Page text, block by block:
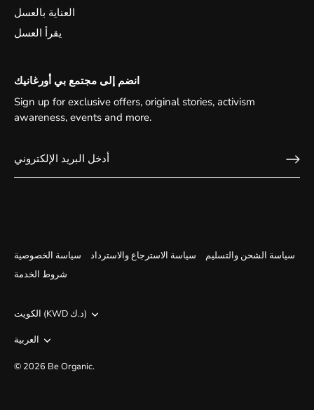
العناية بالعسل
يقرأ العسل
انضم إلى مجتمع بي أورغانيك
Sign up for exclusive offers, original stories, activism
awareness, events and more.
سياسة الخصوصية سياسة الاسترجاع والاسترداد
سياسة الشحن والتسليم
شروط الخدمة
Currency الكويت (KWD د.ك)
اللغة
العربية
© 2026 Be Organic.